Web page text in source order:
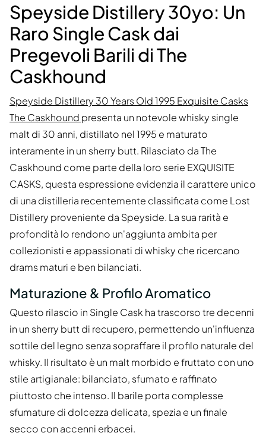
Speyside Distillery 30yo: Un
Raro Single Cask dai
Pregevoli Barili di The
Caskhound
Speyside Distillery 30 Years Old 1995 Exquisite Casks
The Caskhound presenta un notevole whisky single
malt di 30 anni, distillato nel 1995 e maturato
interamente in un sherry butt. Rilasciato da The
Caskhound come parte della loro serie EXQUISITE
CASKS, questa espressione evidenzia il carattere unico
di una distilleria recentemente classificata come Lost
Distillery proveniente da Speyside. La sua rarità e
profondità lo rendono un'aggiunta ambita per
collezionisti e appassionati di whisky che ricercano
drams maturi e ben bilanciati.
Maturazione & Profilo Aromatico
Questo rilascio in Single Cask ha trascorso tre decenni
in un sherry butt di recupero, permettendo un'influenza
sottile del legno senza sopraffare il profilo naturale del
whisky. Il risultato è un malt morbido e fruttato con uno
stile artigianale: bilanciato, sfumato e raffinato
piuttosto che intenso. Il barile porta complesse
sfumature di dolcezza delicata, spezia e un finale
secco con accenni erbacei.